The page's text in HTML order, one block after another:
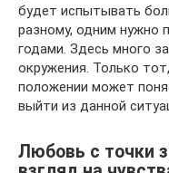
будет испытывать
разному, одним нужно
годами. Здесь много
окружения. Только
положении может
выйти из данной
Любовь с точки